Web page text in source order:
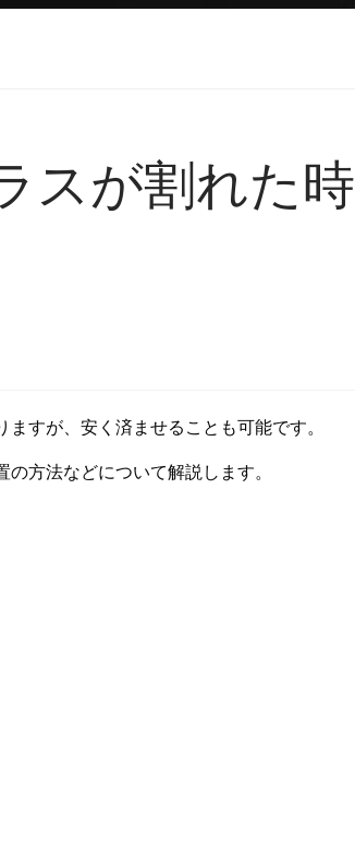
スが割れた時
すが、安く済ませることも可能です。
方法などについて解説します。